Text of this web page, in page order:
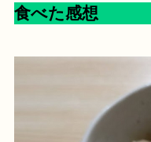
食べた感想